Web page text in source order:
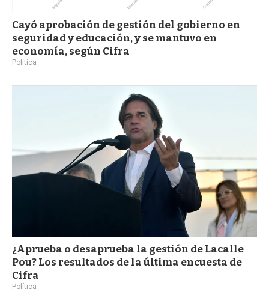
Cayó aprobación de gestión del gobierno en
seguridad y educación, y se mantuvo en
economía, según Cifra
Política
¿Aprueba o desaprueba la gestión de Lacalle
Pou? Los resultados de la última encuesta de
Cifra
Política